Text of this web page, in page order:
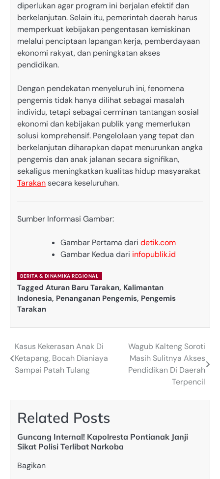
diperlukan agar program ini berjalan efektif dan
berkelanjutan. Selain itu, pemerintah daerah harus
memperkuat kebijakan pengentasan kemiskinan
melalui penciptaan lapangan kerja, pemberdayaan
ekonomi rakyat, dan peningkatan akses
pendidikan.
Dengan pendekatan menyeluruh ini, fenomena
pengemis tidak hanya dilihat sebagai masalah
individu, tetapi sebagai cerminan tantangan sosial
ekonomi dan kebijakan publik yang memerlukan
solusi komprehensif. Pengelolaan yang tepat dan
berkelanjutan diharapkan dapat menurunkan angka
pengemis dan anak jalanan secara signifikan,
sekaligus meningkatkan kualitas hidup masyarakat
Tarakansecara keseluruhan.
Sumber Informasi Gambar:
Gambar Pertama dari detik.com
Gambar Kedua dari infopublik.id
BERITA & DINAMIKA REGIONAL
Tagged Aturan Baru Tarakan, Kalimantan
Indonesia, Penanganan Pengemis, Pengemis
Tarakan
Post
navigation
Kasus Kekerasan Anak Di
Ketapang, Bocah Dianiaya
Sampai Patah Tulang
Wagub Kalteng Soroti
Masih Sulitnya Akses
Pendidikan Di Daerah
Terpencil
Related Posts
Guncang Internal! Kapolresta Pontianak Janji
Sikat Polisi Terlibat Narkoba
Bagikan